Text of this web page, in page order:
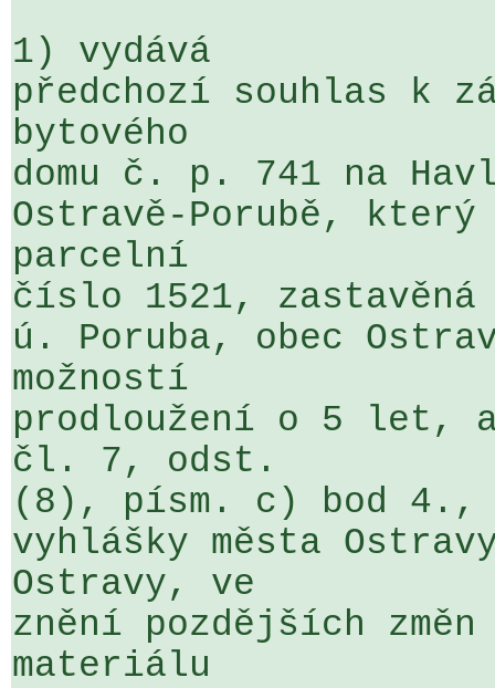
1) vydává
předchozí souhlas k
bytového
domu č. p. 741 na
Ostravě-Porubě, který
parcelní
číslo 1521,
ú. Poruba, obec
možností
prodloužení o 5 let,
čl. 7, odst.
(8), písm. c) bod 4.,
vyhlášky města
Ostravy, ve
znění pozdějších
materiálu